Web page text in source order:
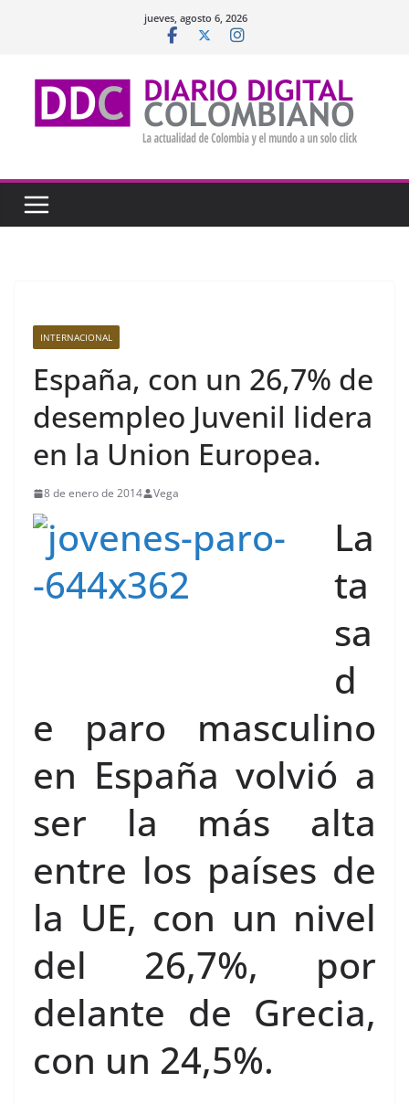
jueves, agosto 6, 2026
INTERNACIONAL
España, con un 26,7% de
desempleo Juvenil lidera
en la Union Europea.
8 de enero de 2014 Vega
La
ta
sa
d
e paro masculino
en España volvió a
ser la más alta
entre los países de
la UE, con un nivel
del 26,7%, por
delante de Grecia,
con un 24,5%.